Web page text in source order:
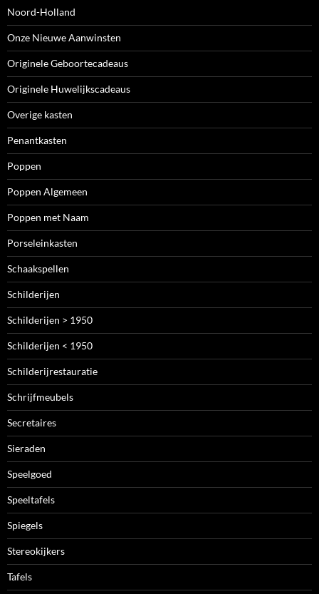
Noord-Holland
Onze Nieuwe Aanwinsten
Originele Geboortecadeaus
Originele Huwelijkscadeaus
Overige kasten
Penantkasten
Poppen
Poppen Algemeen
Poppen met Naam
Porseleinkasten
Schaakspellen
Schilderijen
Schilderijen > 1950
Schilderijen < 1950
Schilderijrestauratie
Schrijfmeubels
Secretaires
Sieraden
Speelgoed
Speeltafels
Spiegels
Stereokijkers
Tafels